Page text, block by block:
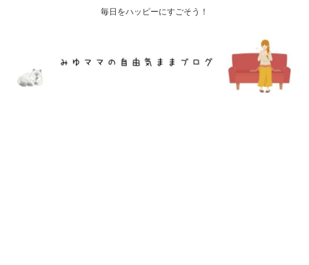
毎日をハッピーにすごそう！